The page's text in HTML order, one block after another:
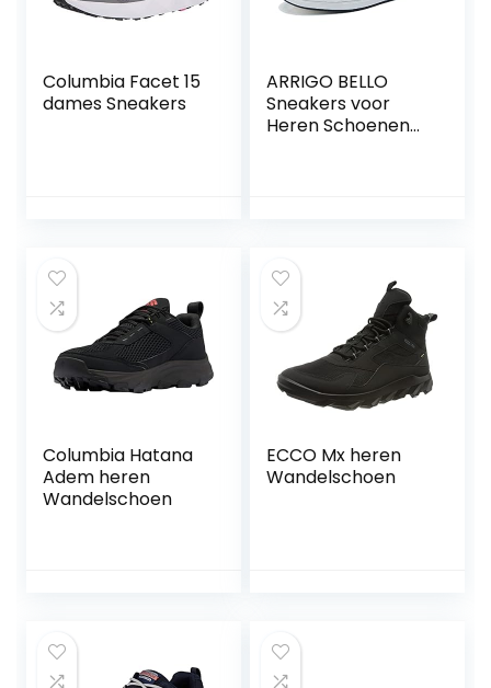
Columbia Facet 15
dames Sneakers
ARRIGO BELLO
Sneakers voor
Heren Schoenen
Buitenshuis
Wandelschoenen
HerenSchoenen
Maat 41-46
Columbia Hatana
Adem heren
Wandelschoen
ECCO Mx heren
Wandelschoen